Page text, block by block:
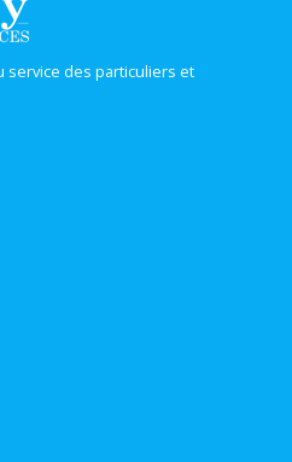
service des particuliers et